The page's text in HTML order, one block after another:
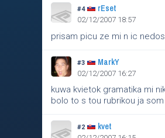
#4 rEset
02/12/2007 18:57
prisam picu ze mi n ic
#3 MarkY
02/12/2007 16:27
kuwa kvietok gramatika mi
bolo to s tou rubrikou ja
#2 kvet